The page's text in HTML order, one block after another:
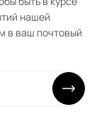
нашей
в ваш почтовый